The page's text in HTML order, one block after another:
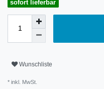
sofort lieferbar
Wunschliste
* inkl. MwSt.